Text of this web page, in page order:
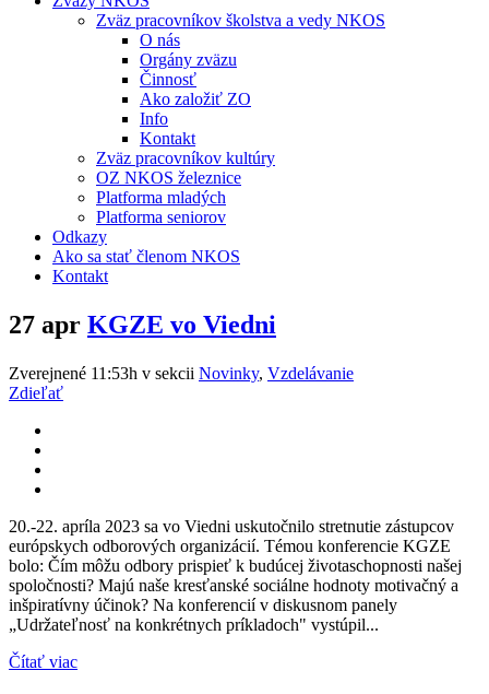
Zväz pracovníkov školstva a vedy NKOS
O nás
Orgány zväzu
Činnosť
Ako založiť ZO
Info
Kontakt
Zväz pracovníkov kultúry
OZ NKOS železnice
Platforma mladých
Platforma seniorov
Odkazy
Ako sa stať členom NKOS
Kontakt
27 apr KGZE vo Viedni
Zverejnené 11:53h v sekcii Novinky, Vzdelávanie
Zdieľať
20.-22. apríla 2023 sa vo Viedni uskutočnilo stretnutie zástupcov
európskych odborových organizácií. Témou konferencie KGZE
bolo: Čím môžu odbory prispieť k budúcej životaschopnosti našej
spoločnosti? Majú naše kresťanské sociálne hodnoty motivačný a
inšpiratívny účinok? Na konferencií v diskusnom panely
„Udržateľnosť na konkrétnych príkladoch" vystúpil...
Čítať viac